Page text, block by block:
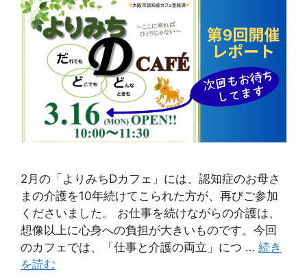
2月の「よりみちDカフェ」には、認知症のお母さ
まの介護を10年続けてこられた方が、再びご参加
くださいました。 お仕事を続けながらの介護は、
想像以上に心身への負担が大きいものです。今回
のカフェでは、「仕事と介護の両立」につ … 続き
を読む